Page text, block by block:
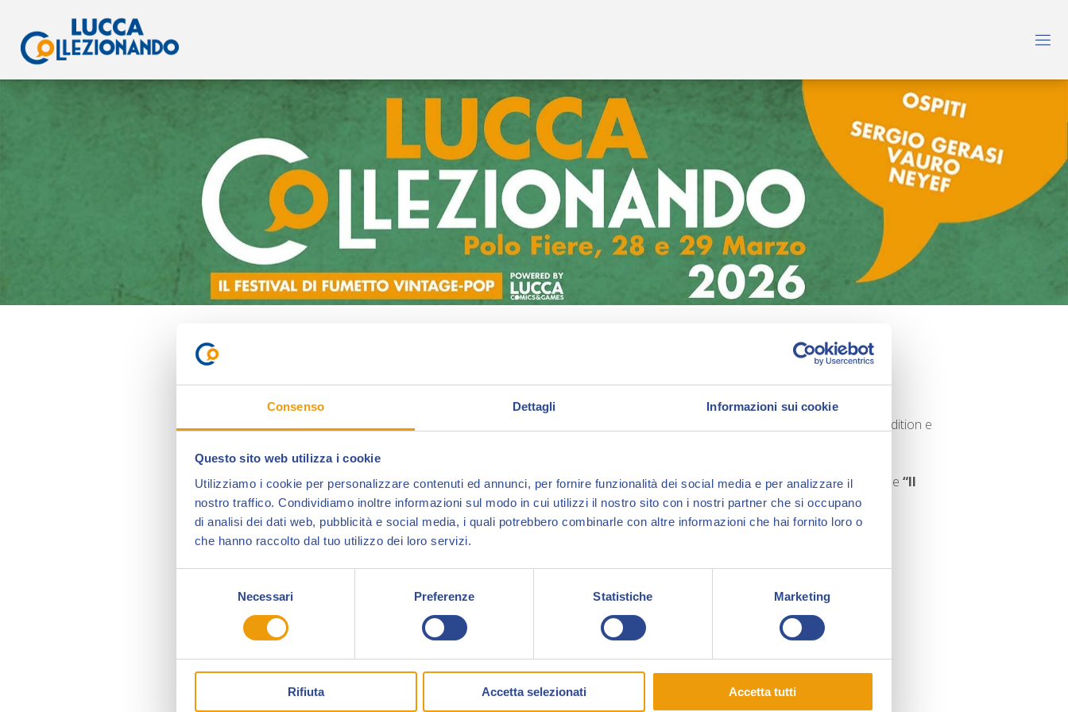
Consenso Dettagli Informazioni sui cookie
Questo sito web utilizza i cookie
Utilizziamo i cookie per personalizzare contenuti ed annunci, per fornire funzionalità dei social media e per analizzare il
nostro traffico. Condividiamo inoltre informazioni sul modo in cui utilizzi il nostro sito con i nostri partner che si occupano
di analisi dei dati web, pubblicità e social media, i quali potrebbero combinarle con altre informazioni che hai fornito loro o
che hanno raccolto dal tuo utilizzo dei loro servizi.
Necessari Preferenze Statistiche Marketing
Rifiuta Accetta selezionati Accetta tutti
è una casa editrice nata nel 2009 dalla fusione della Pinguin’s Edition e
Menhir Edizioni porta a Collezionando 2018 una nuova versione della statuetta de“Il
Morto” , il suo personaggio più famoso, in tiratura limitata di 50 pezzi.